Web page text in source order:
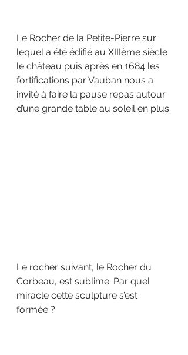
Le Rocher de la Petite-Pierre sur
lequel a été édifié au XIIIème siècle
le château puis après en 1684 les
fortifications par Vauban nous a
invité à faire la pause repas autour
d’une grande table au soleil en plus.
Le rocher suivant, le Rocher du
Corbeau, est sublime. Par quel
miracle cette sculpture s’est
formée ?